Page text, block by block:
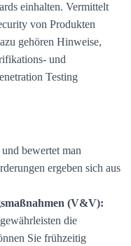
einhalten. Vermittelt
von Produkten
gehören Hinweise,
und
Testing
bewertet man
ergeben sich aus
(V&V):
die
Sie frühzeitig